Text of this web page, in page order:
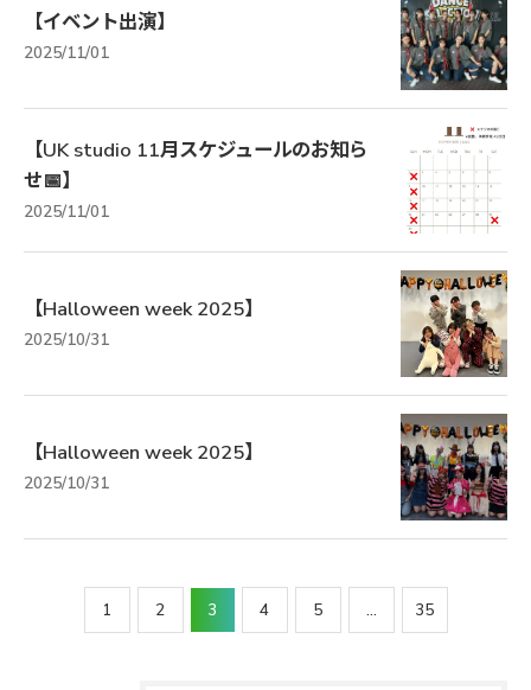
【イベント出演】
2025/11/01
【UK studio 11月スケジュールのお知ら
せ📅】
2025/11/01
【Halloween week 2025】
2025/10/31
【Halloween week 2025】
2025/10/31
1 2 3 4 5 ... 35